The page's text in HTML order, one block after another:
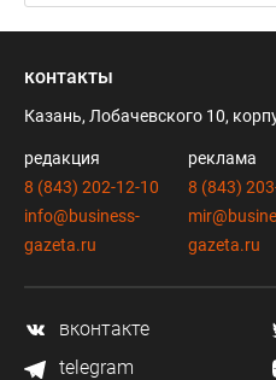
контакты
Казань, Лобачевского 10,
редакция
8 (843) 202-12-10
info@business-
gazeta.ru
реклама
8 (843)
gazeta.ru
вконтакте
telegram